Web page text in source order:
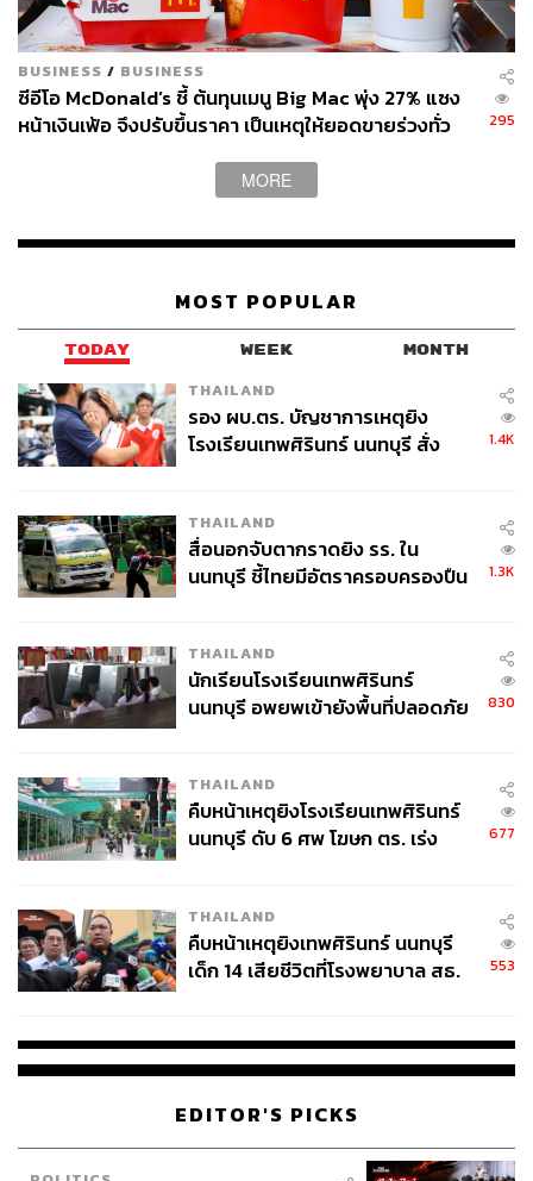
BUSINESS / BUSINESS
ซีอีโอ McDonald’s ชี้ ต้นทุนเมนู Big Mac พุ่ง 27% แซง
หน้าเงินเฟ้อ จึงปรับขึ้นราคา เป็นเหตุให้ยอดขายร่วงทั่ว
295
MORE
MOST POPULAR
TODAY WEEK MONTH
THAILAND
รอง ผบ.ตร. บัญชาการเหตุยิง
โรงเรียนเทพศิรินทร์ นนทบุรี สั่ง
1.4K
THAILAND
สื่อนอกจับตากราดยิง รร. ใน
นนทบุรี ชี้ไทยมีอัตราครอบครองปืน
1.3K
THAILAND
นักเรียนโรงเรียนเทพศิรินทร์
นนทบุรี อพยพเข้ายังพื้นที่ปลอดภัย
830
THAILAND
คืบหน้าเหตุยิงโรงเรียนเทพศิรินทร์
นนทบุรี ดับ 6 ศพ โฆษก ตร. เร่ง
677
THAILAND
คืบหน้าเหตุยิงเทพศิรินทร์ นนทบุรี
เด็ก 14 เสียชีวิตที่โรงพยาบาล สธ.
553
EDITOR'S PICKS